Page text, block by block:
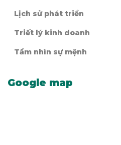
Lịch sử phát triển
Triết lý kinh doanh
Tầm nhìn sự mệnh
Google map